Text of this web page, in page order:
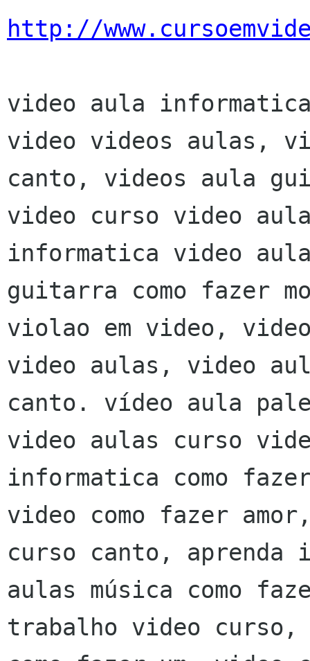
http://
video aula
video videos aulas,
canto, videos aula
video curso video
informatica video
guitarra como fazer
violao em video,
video aulas, video
canto. vídeo aula
video aulas curso
informatica como
video como fazer
curso canto,
aulas música como
trabalho video